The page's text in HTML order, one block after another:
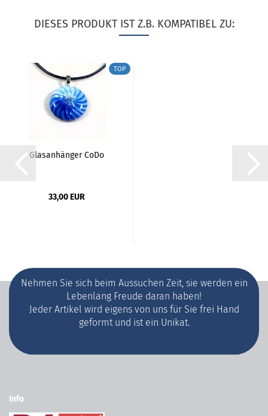
DIESES PRODUKT IST Z.B. KOMPATIBEL ZU:
TOP
Glasanhänger CoDo
33,00 EUR
Nehmen Sie sich beim Aussuchen Zeit, sie werden ein
Lebenlang Freude daran haben!
Jeder Artikel wird eigens von uns für Sie frei Hand
geformt und ist ein Unikat.
Info